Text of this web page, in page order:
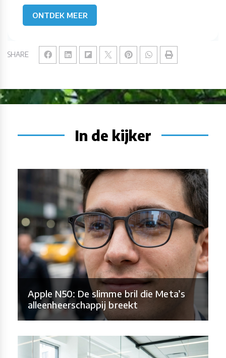
SHARE
ONTDEK MEER
In de kijker
Apple N50: De slimme bril die Meta’s
alleenheerschappij breekt